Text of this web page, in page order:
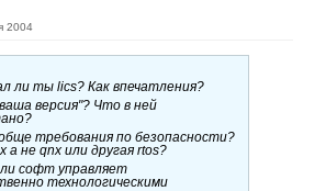
2004
ли ты lics? Как впечатления?
версия"? Что в ней
требования по безопасности?
а не qnx или другая rtos?
софт управляет
технологическими